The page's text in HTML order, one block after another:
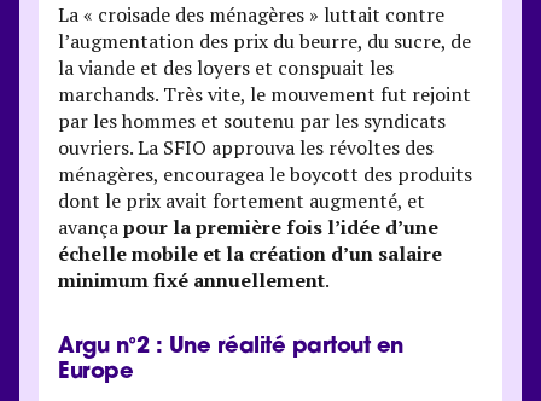
La « croisade des ménagères » luttait contre
l’augmentation des prix du beurre, du sucre, de
la viande et des loyers et conspuait les
marchands. Très vite, le mouvement fut rejoint
par les hommes et soutenu par les syndicats
ouvriers. La SFIO approuva les révoltes des
ménagères, encouragea le boycott des produits
dont le prix avait fortement augmenté, et
avançapour la première fois l’idée d’une
échelle mobile et la création d’un salaire
minimum fixé annuellement.
Argu n°2 : Une réalité partout en
Europe